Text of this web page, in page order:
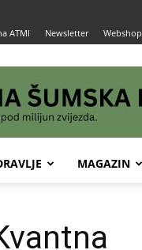
ATMI Newsletter Webshop
MAGAZIN